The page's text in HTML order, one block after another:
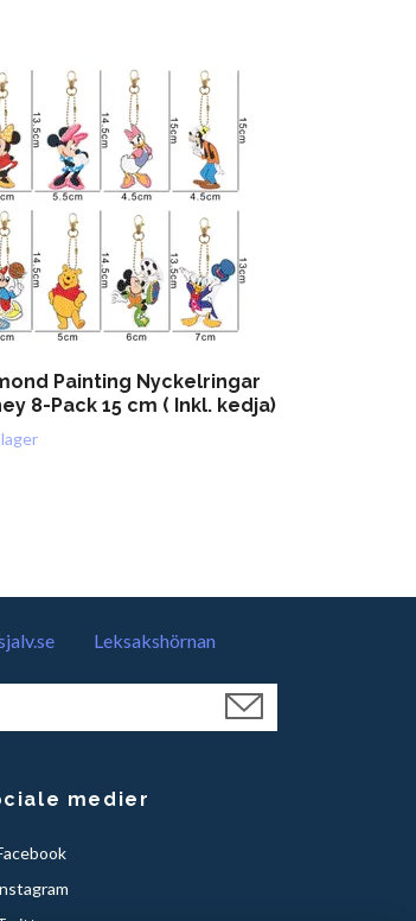
Painting Nyckelringar
8-Pack 15 cm ( Inkl. kedja)
Leksakshörnan
medier